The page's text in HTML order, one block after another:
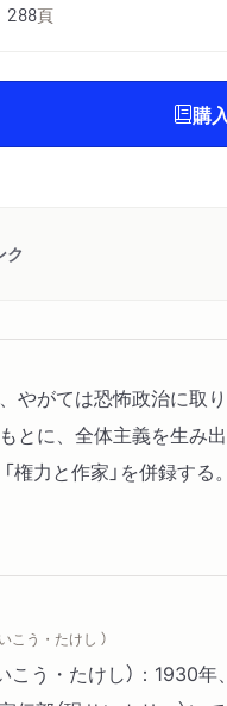
288頁
購
ク
やがては恐怖政治に取
とに、全体主義を生み
力と作家」を併録する。
こう・たけし ）
こう・たけし）：1930